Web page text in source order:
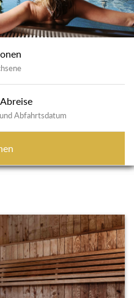
Abfahrtsdatum